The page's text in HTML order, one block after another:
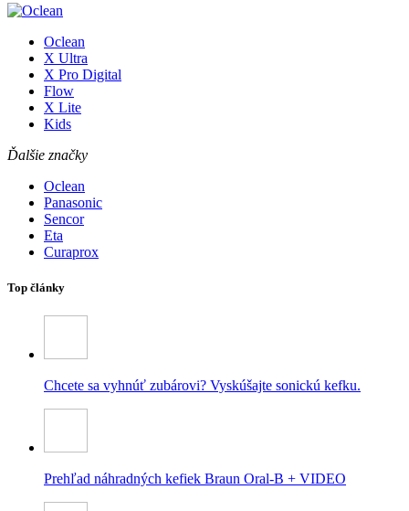
Oclean
X Ultra
X Pro Digital
Flow
X Lite
Kids
Ďalšie značky
Oclean
Panasonic
Sencor
Eta
Curaprox
Top články
Chcete sa vyhnúť zubárovi? Vyskúšajte sonickú kefku.
Prehľad náhradných kefiek Braun Oral-B + VIDEO